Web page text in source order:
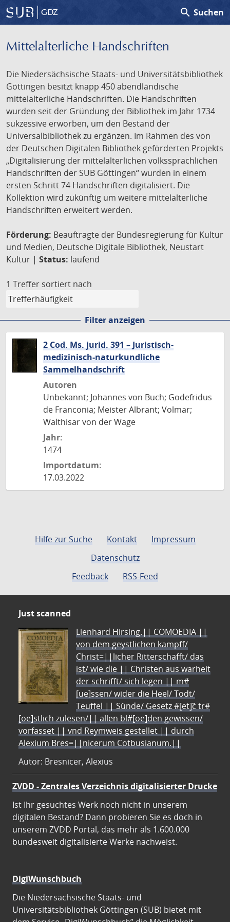
GDZ search Suchen
Mittelalterliche Handschriften
Die Niedersächsische Staats- und Universitätsbibliothek
Göttingen besitzt knapp 450 abendländische
mittelalterliche Handschriften. Die Handschriften
wurden seit der Gründung der Bibliothek im Jahr 1734
sukzessive erworben, um den Bestand der
Universalbibliothek zu ergänzen. Im Rahmen des von
der Deutschen Digitalen Bibliothek geförderten Projekts
„Digitalisierung der mittelalterlichen volkssprachlichen
Handschriften der SUB Göttingen“ wurden in einem
ersten Schritt 74 Handschriften digitalisiert. Die
Kollektion wird zukünftig um weitere mittelalterliche
Handschriften erweitert werden.
Förderung: Beauftragte der Bundesregierung für Kultur
und Medien, Deutsche Digitale Bibliothek, Neustart
Kultur | Status: laufend
1 Treffer sortiert nach
Filter anzeigen
2 Cod. Ms. jurid. 391 – Juristisch-
medizinisch-naturkundliche
Sammelhandschrift
Autoren
Unbekannt; Johannes von Buch; Godefridus
de Franconia; Meister Albrant; Volmar;
Walthisar von der Wage
Jahr:
1474
Importdatum:
17.03.2022
Hilfe zur Suche Kontakt
Impressum
Datenschutz
Feedback
RSS-Feed
Just scanned
Lienhard Hirsing.|| COMOEDIA ||
von dem geystlichen kampff/
Christ=||licher Ritterschafft/ das
ist/ wie die || Christen aus warheit
der schrifft/ sich legen || m#
[ue]ssen/ wider die Heel/ Todt/
Teuffel || Sünde/ Gesetz #[et]c̃ tr#
[oe]stlich zulesen/|| allen bl#[oe]den gewissen/
vorfasset || vnd Reymweis gestellet || durch
Alexium Bres=||nicerum Cotbusianum.||
Autor: Bresnicer, Alexius
ZVDD - Zentrales Verzeichnis digitalisierter Drucke
Ist Ihr gesuchtes Werk noch nicht in unserem
digitalen Bestand? Dann probieren Sie es doch in
unserem ZVDD Portal, das mehr als 1.600.000
bundesweit digitalisierte Werke nachweist.
DigiWunschbuch
Die Niedersächsische Staats- und
Universitätsbibliothek Göttingen (SUB) bietet mit